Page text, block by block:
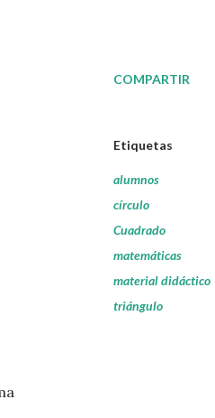
COMPARTIR
Etiquetas
alumnos
círculo
Cuadrado
matemáticas
material didáctico
triángulo